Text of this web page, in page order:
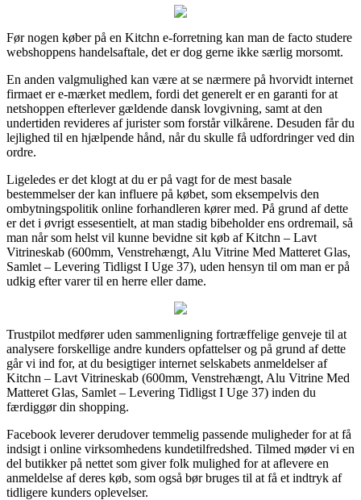
Før nogen køber på en Kitchn e-forretning kan man de facto studere
webshoppens handelsaftale, det er dog gerne ikke særlig morsomt.
En anden valgmulighed kan være at se nærmere på hvorvidt internet
firmaet er e-mærket medlem, fordi det generelt er en garanti for at
netshoppen efterlever gældende dansk lovgivning, samt at den
undertiden revideres af jurister som forstår vilkårene. Desuden får du
lejlighed til en hjælpende hånd, når du skulle få udfordringer ved din
ordre.
Ligeledes er det klogt at du er på vagt for de mest basale
bestemmelser der kan influere på købet, som eksempelvis den
ombytningspolitik online forhandleren kører med. På grund af dette
er det i øvrigt essesentielt, at man stadig bibeholder ens ordremail, så
man når som helst vil kunne bevidne sit køb af Kitchn – Lavt
Vitrineskab (600mm, Venstrehængt, Alu Vitrine Med Matteret Glas,
Samlet – Levering Tidligst I Uge 37), uden hensyn til om man er på
udkig efter varer til en herre eller dame.
Trustpilot medfører uden sammenligning fortræffelige genveje til at
analysere forskellige andre kunders opfattelser og på grund af dette
går vi ind for, at du besigtiger internet selskabets anmeldelser af
Kitchn – Lavt Vitrineskab (600mm, Venstrehængt, Alu Vitrine Med
Matteret Glas, Samlet – Levering Tidligst I Uge 37) inden du
færdiggør din shopping.
Facebook leverer derudover temmelig passende muligheder for at få
indsigt i online virksomhedens kundetilfredshed. Tilmed møder vi en
del butikker på nettet som giver folk mulighed for at aflevere en
anmeldelse af deres køb, som også bør bruges til at få et indtryk af
tidligere kunders oplevelser.